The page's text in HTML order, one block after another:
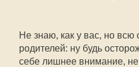
Не знаю, как у вас, но
родителей: ну будь
себе лишнее внимание,